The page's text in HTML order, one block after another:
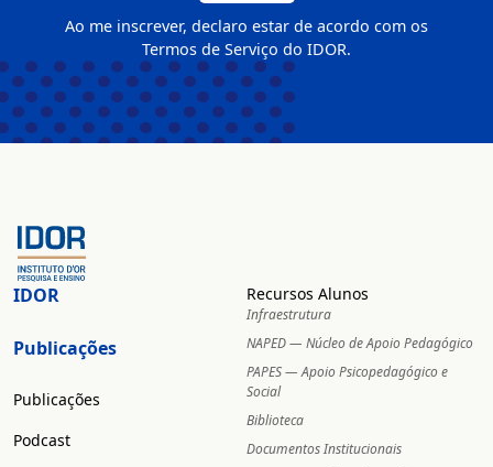
Ao me inscrever, declaro estar de acordo com os
Termos de Serviço do IDOR.
IDOR
Publicações
Publicações
Podcast
Recursos Alunos
Infraestrutura
NAPED — Núcleo de Apoio Pedagógico
PAPES — Apoio Psicopedagógico e
Social
Biblioteca
Documentos Institucionais